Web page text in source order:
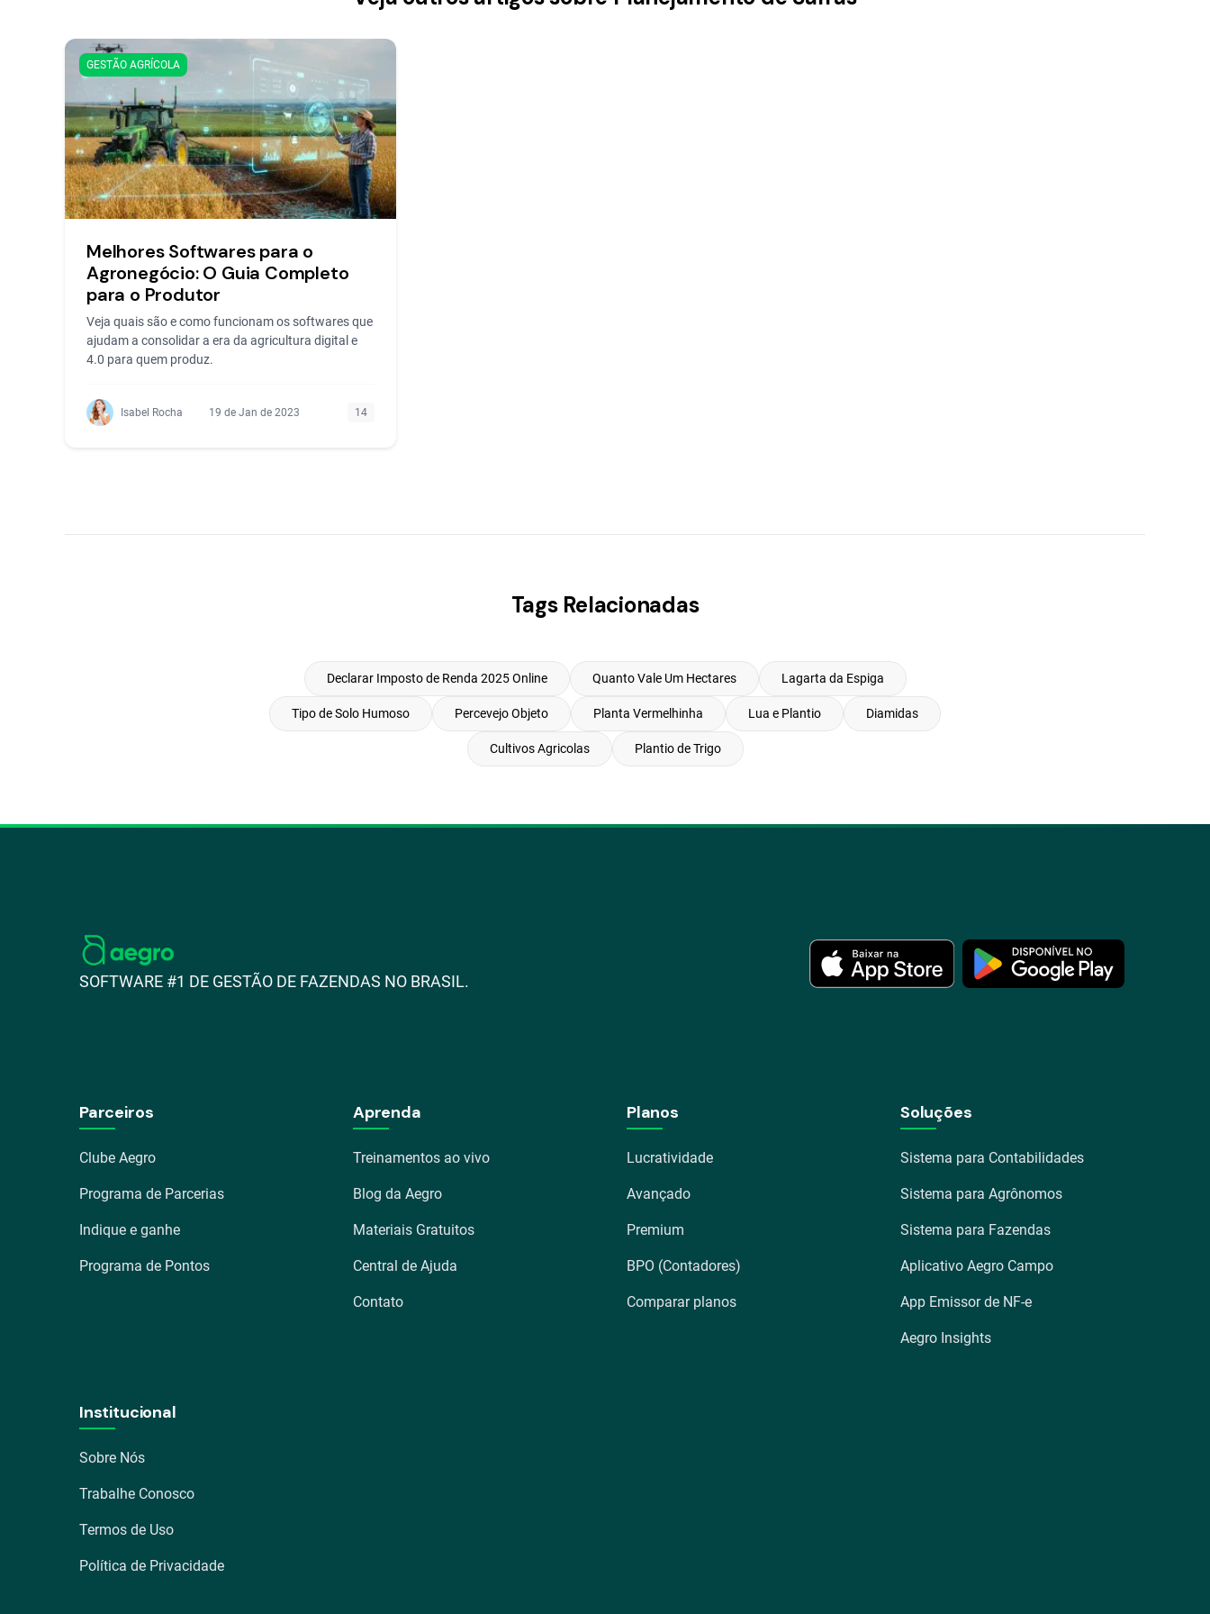
GESTÃO AGRÍCOLA
Melhores Softwares para o
Agronegócio: O Guia Completo
para o Produtor
Veja quais são e como funcionam os softwares que
ajudam a consolidar a era da agricultura digital e
4.0 para quem produz.
Isabel Rocha 19 de Jan de 2023 14
Tags Relacionadas
Declarar Imposto de Renda 2025 Online Quanto Vale Um Hectares Lagarta da Espiga
Tipo de Solo Humoso Percevejo Objeto Planta Vermelhinha Lua e Plantio Diamidas
Cultivos Agricolas Plantio de Trigo
SOFTWARE #1 DE GESTÃO DE FAZENDAS NO BRASIL.
Parceiros
Clube Aegro
Programa de Parcerias
Indique e ganhe
Programa de Pontos
Aprenda
Treinamentos ao vivo
Blog da Aegro
Materiais Gratuitos
Central de Ajuda
Contato
Planos
Lucratividade
Avançado
Premium
BPO (Contadores)
Comparar planos
Soluções
Sistema para Contabilidades
Sistema para Agrônomos
Sistema para Fazendas
Aplicativo Aegro Campo
App Emissor de NF-e
Aegro Insights
Institucional
Sobre Nós
Trabalhe Conosco
Termos de Uso
Política de Privacidade